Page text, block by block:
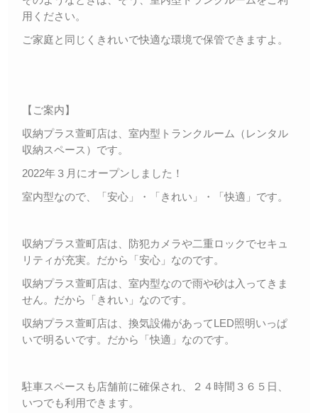
用ください。
ご家庭と同じくきれいで快適な環境で保管できますよ。
【ご案内】
収納プラス萱町店は、室内型トランクルーム（レンタル
収納スペース）です。
2022年３月にオープンしました！
室内型なので、「安心」・「きれい」・「快適」です。
収納プラス萱町店は、防犯カメラや二重ロックでセキュ
リティが充実。だから「安心」なのです。
収納プラス萱町店は、室内型なので雨や砂は入ってきま
せん。だから「きれい」なのです。
収納プラス萱町店は、換気設備があってLED照明いっぱ
いで明るいです。だから「快適」なのです。
駐車スペースも店舗前に確保され、２４時間３６５日、
いつでも利用できます。